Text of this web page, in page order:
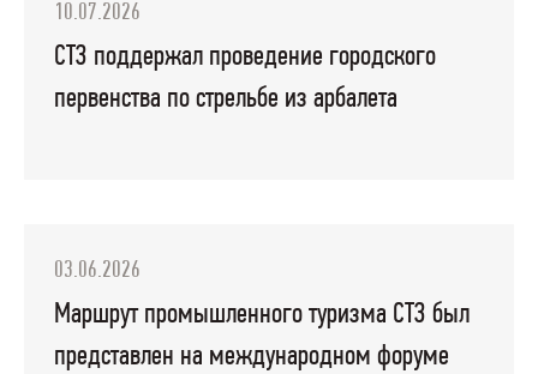
10.07.2026
СТЗ поддержал проведение городского
первенства по стрельбе из арбалета
03.06.2026
Маршрут промышленного туризма СТЗ был
представлен на международном форуме